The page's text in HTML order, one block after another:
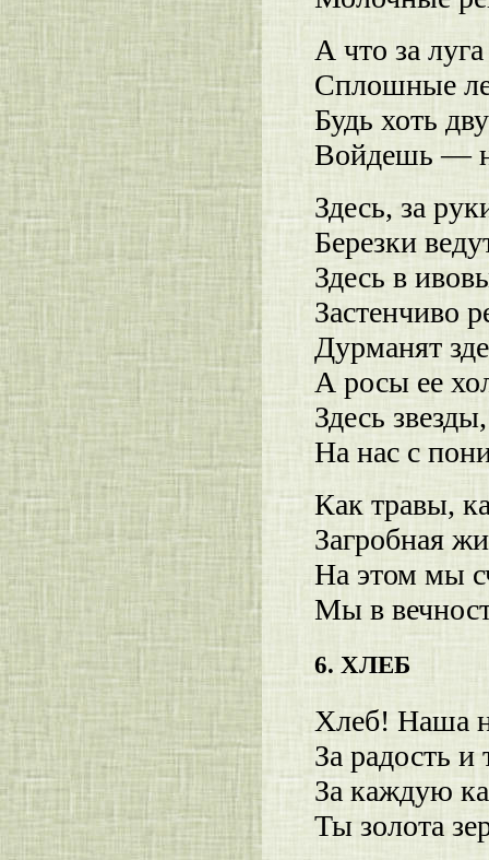
А что за
Сплошные
Будь хоть
Войдешь —
Здесь, за
Березки
Здесь в
Застенчиво
Дурманят
А росы ее
Здесь
На нас с
Как травы,
Загробная
На этом мы
Мы в
6. ХЛЕБ
Хлеб! Наша
За радость и
За каждую
Ты золота